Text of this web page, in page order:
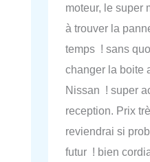
moteur, le super
à trouver la
temps ! sans
changer la boite
Nissan ! super
reception. Prix
reviendrai si
futur ! bien